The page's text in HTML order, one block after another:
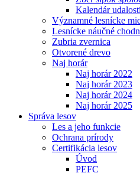
Kalendár
Významné lesnícke
Lesnícke náučné
Zubria zvernica
Otvorené drevo
Naj horár
Naj horár 2022
Naj horár 2023
Naj horár 2024
Naj horár 2025
Správa lesov
Les a jeho funkcie
Ochrana prírody
Certifikácia lesov
Úvod
PEFC